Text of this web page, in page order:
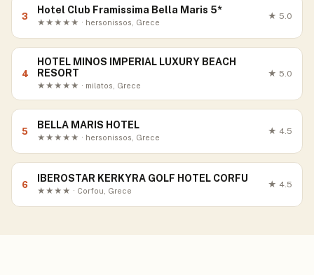
3
Hotel Club Framissima Bella Maris 5*
★★★★★ · hersonissos, Grece
★ 5.0
4
HOTEL MINOS IMPERIAL LUXURY BEACH
RESORT
★★★★★ · milatos, Grece
★ 5.0
5
BELLA MARIS HOTEL
★★★★★ · hersonissos, Grece
★ 4.5
6
IBEROSTAR KERKYRA GOLF HOTEL CORFU
★★★★ · Corfou, Grece
★ 4.5